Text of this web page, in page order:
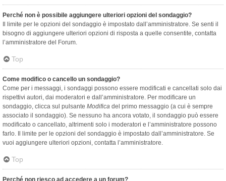
Perché non è possibile aggiungere ulteriori opzioni del sondaggio?
Il limite per le opzioni del sondaggio è impostato dall’amministratore. Se senti il
bisogno di aggiungere ulteriori opzioni di risposta a quelle consentite, contatta
l’amministratore del Forum.
Top
Come modifico o cancello un sondaggio?
Come per i messaggi, i sondaggi possono essere modificati e cancellati solo dai
rispettivi autori, dai moderatori e dall’amministratore. Per modificare un
sondaggio, clicca sul pulsante Modifica del primo messaggio (a cui è sempre
associato il sondaggio). Se nessuno ha ancora votato, il sondaggio può essere
modificato o cancellato, altrimenti solo i moderatori e l’amministratore possono
farlo. Il limite per le opzioni del sondaggio è impostato dall’amministratore. Se
vuoi aggiungere ulteriori opzioni, contatta l’amministratore.
Top
Perché non riesco ad accedere a un forum?